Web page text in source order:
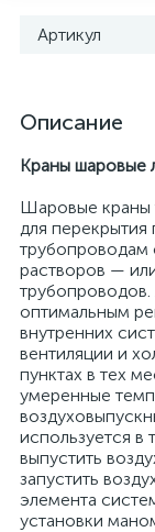
Артикул
Описание
Краны шаровые
Шаровые краны
для
трубопроводам
растворов —
оптимальным
внутренних
вентиляции и
пунктах в тех
умеренные
используется в
выпустить
запустить
элемента
установки